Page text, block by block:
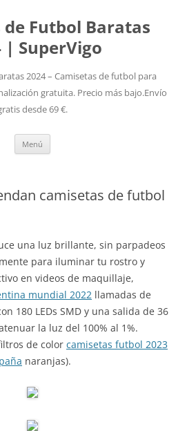
de Futbol Baratas
| SuperVigo
2024 – Camisetas de futbol para
gratuita. Precio más bajo.Envío
desde 69 €.
Menú
camisetas de futbol
una luz brillante, sin parpadeos
para iluminar tu rostro y
en videos de maquillaje,
mundial 2022 llamadas de
180 LEDs SMD y una salida de 36
la luz del 100% al 1%.
de color camisetas futbol 2023
naranjas).